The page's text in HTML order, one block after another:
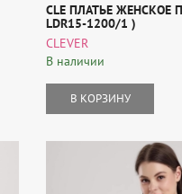
CLE ПЛАТЬЕ ЖЕНСКОЕ
LDR15-1200/1 )
CLEVER
В наличии
В КОРЗИНУ